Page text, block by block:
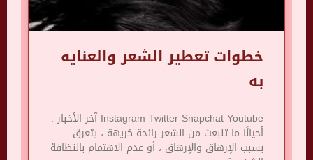
خطوات تعطير الشعر والعنايه
به
Instagram Twitter Snapchat Youtube آخر الأخبار :
أحيانًا ما تنبعث من الشعر رائحة كريهة ، يتعرق
بسبب الإرهاق والإرهاق ، أو عدم الاهتمام بالنظافة